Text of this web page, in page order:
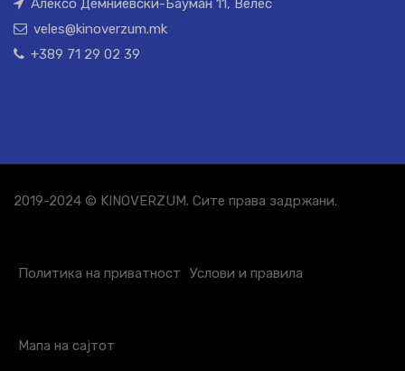
Алексо Демниевски-Бауман 11, Велес
veles@kinoverzum.mk
+389 71 29 02 39
2019-2024 © KINOVERZUM. Сите права задржани.
Политика на приватност Услови и правила
Мапа на сајтот